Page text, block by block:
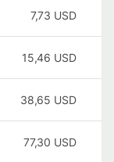
7,73 USD
15,46 USD
38,65 USD
77,30 USD